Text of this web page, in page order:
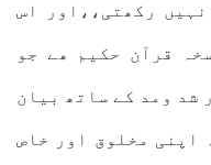
رکھتی،،اور اس
قرآن حکیم ھے جو
شد ومد کے ساتھ بیان
اپنی مخلوق اور خاص